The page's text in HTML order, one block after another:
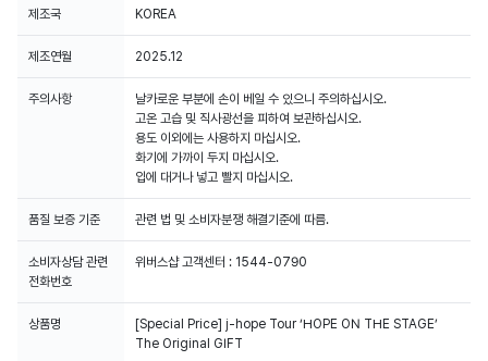
제조국 KOREA
제조연월 2025.12
주의사항
날카로운 부분에 손이 베일 수 있으니 주의하십시오.
고온 고습 및 직사광선을 피하여 보관하십시오.
용도 이외에는 사용하지 마십시오.
화기에 가까이 두지 마십시오.
입에 대거나 넣고 빨지 마십시오.
품질 보증 기준 관련 법 및 소비자분쟁 해결기준에 따름.
소비자상담 관련
전화번호
위버스샵 고객센터 : 1544-0790
상품명
[Special Price] j-hope Tour ‘HOPE ON THE STAGE’
The Original GIFT